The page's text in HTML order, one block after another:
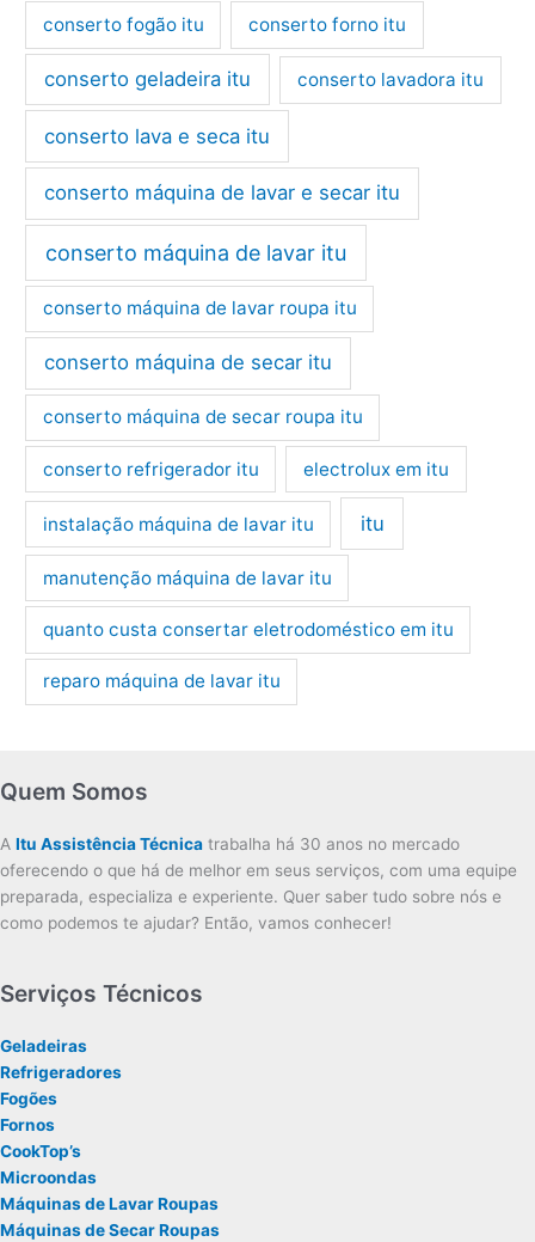
conserto fogão itu conserto forno itu
conserto geladeira itu conserto lavadora itu
conserto lava e seca itu
conserto máquina de lavar e secar itu
conserto máquina de lavar itu
conserto máquina de lavar roupa itu
conserto máquina de secar itu
conserto máquina de secar roupa itu
conserto refrigerador itu electrolux em itu
instalação máquina de lavar itu itu
manutenção máquina de lavar itu
quanto custa consertar eletrodoméstico em itu
reparo máquina de lavar itu
Quem Somos
A Itu Assistência Técnica trabalha há 30 anos no mercado
oferecendo o que há de melhor em seus serviços, com uma equipe
preparada, especializa e experiente. Quer saber tudo sobre nós e
como podemos te ajudar? Então, vamos conhecer!
Serviços Técnicos
Geladeiras
Refrigeradores
Fogões
Fornos
CookTop’s
Microondas
Máquinas de Lavar Roupas
Máquinas de Secar Roupas